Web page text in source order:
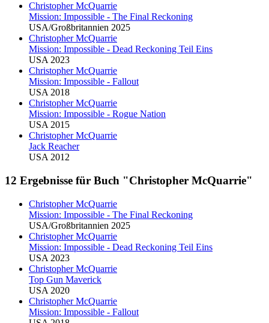
Christopher McQuarrie
Mission: Impossible - The Final Reckoning
USA/Großbritannien 2025
Christopher McQuarrie
Mission: Impossible - Dead Reckoning Teil Eins
USA 2023
Christopher McQuarrie
Mission: Impossible - Fallout
USA 2018
Christopher McQuarrie
Mission: Impossible - Rogue Nation
USA 2015
Christopher McQuarrie
Jack Reacher
USA 2012
12 Ergebnisse für Buch "Christopher McQuarrie"
Christopher McQuarrie
Mission: Impossible - The Final Reckoning
USA/Großbritannien 2025
Christopher McQuarrie
Mission: Impossible - Dead Reckoning Teil Eins
USA 2023
Christopher McQuarrie
Top Gun Maverick
USA 2020
Christopher McQuarrie
Mission: Impossible - Fallout